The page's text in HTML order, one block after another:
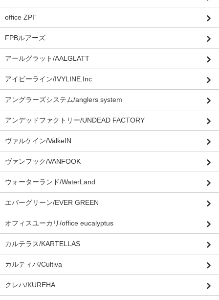
office ZPI”
FPBルアーズ
アールグラット/AALGLATT
アイビーライン/IVYLINE.Inc
アングラーズシステム/anglers system
アンデッドファクトリー/UNDEAD FACTORY
ヴァルケイン/ValkeIN
ヴァンフック/VANFOOK
ウォーターランド/WaterLand
エバーグリーン/EVER GREEN
オフィスユーカリ/office eucalyptus
カルテラス/KARTELLAS
カルティバ/Cultiva
クレハ/KUREHA